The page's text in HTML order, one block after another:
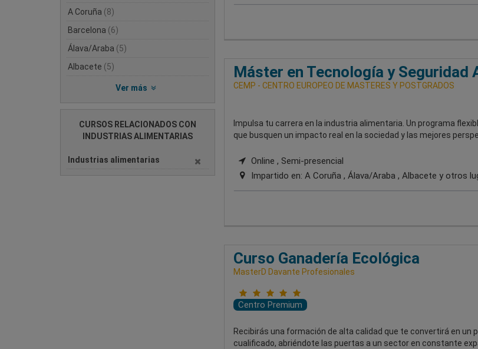
A Coruña (8)
Barcelona (6)
Álava/Araba (5)
Albacete (5)
Ver más
CURSOS RELACIONADOS CON
INDUSTRIAS ALIMENTARIAS
Industrias alimentarias
Máster en Tecnología y Seguridad
CEMP - CENTRO EUROPEO DE MASTERES Y POSTGRADOS
Impulsa tu carrera en la industria alimentaria. Un programa
que busquen un impacto real en la sociedad y las mejores
Online , Semi-presencial
Impartido en: A Coruña , Álava/Araba , Albacete y otros
Curso Ganadería Ecológica
MasterD Davante Profesionales
Centro Premium
Recibirás una formación de alta calidad que te convertirá en un
cualificado, abriéndote las puertas a un sector en constante